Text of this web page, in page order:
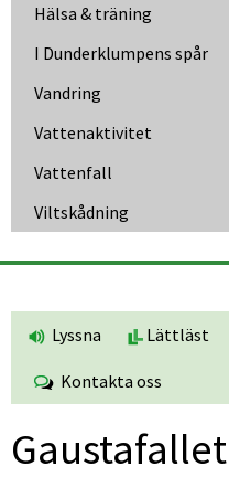
Hälsa & träning
I Dunder­klumpens spår
Vandring
Vattenaktivitet
Vattenfall
Viltskådning
Lyssna Lättläst
Kontakta oss
Gaustafallet